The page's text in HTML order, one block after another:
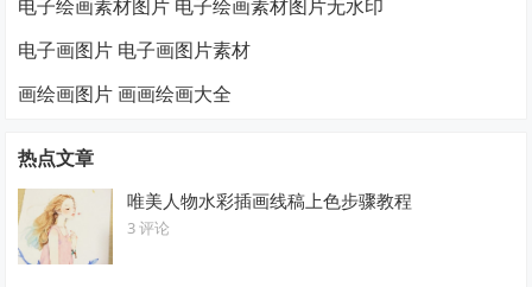
电子绘画素材图片 电子绘画素材图片无水印
电子画图片 电子画图片素材
画绘画图片 画画绘画大全
热点文章
唯美人物水彩插画线稿上色步骤教程
3 评论